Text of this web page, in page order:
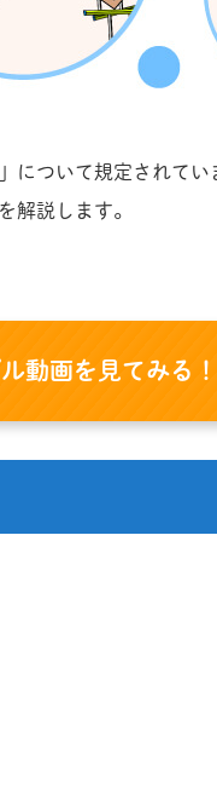
について規定されて
解説します。
動画を見てみる！